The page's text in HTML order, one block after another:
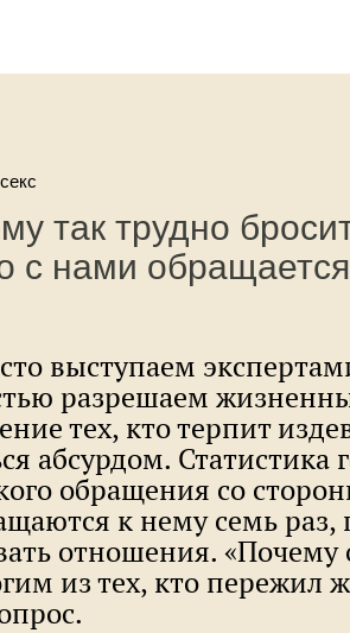
так трудно
с нами
выступаем
разрешаем
тех, кто терпит
абсурдом. Статистика
обращения со
к нему семь
отношения. «Почему
из тех, кто пережил